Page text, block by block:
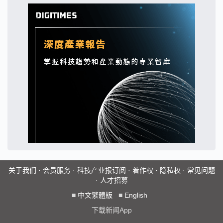
关于我们 · 会员服务· 科技产业报订阅 · 着作权 · 隐私权 · 常见问题
· 人才招募
■ 中文繁體版 ■ English
下载新闻App